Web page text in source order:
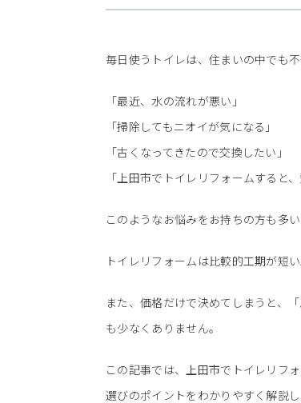
毎日使うトイレは、住まいの中でも
「最近、水の流れが悪い」
「掃除してもニオイが気になる」
「古くなってきたので交換したい」
「上田市でトイレリフォームすると
このようなお悩みをお持ちの方も多
トイレリフォームは比較的工期が短
また、価格だけで決めてしまうと、
も少なくありません。
この記事では、上田市でトイレリフ
選びのポイントをわかりやすく解説し